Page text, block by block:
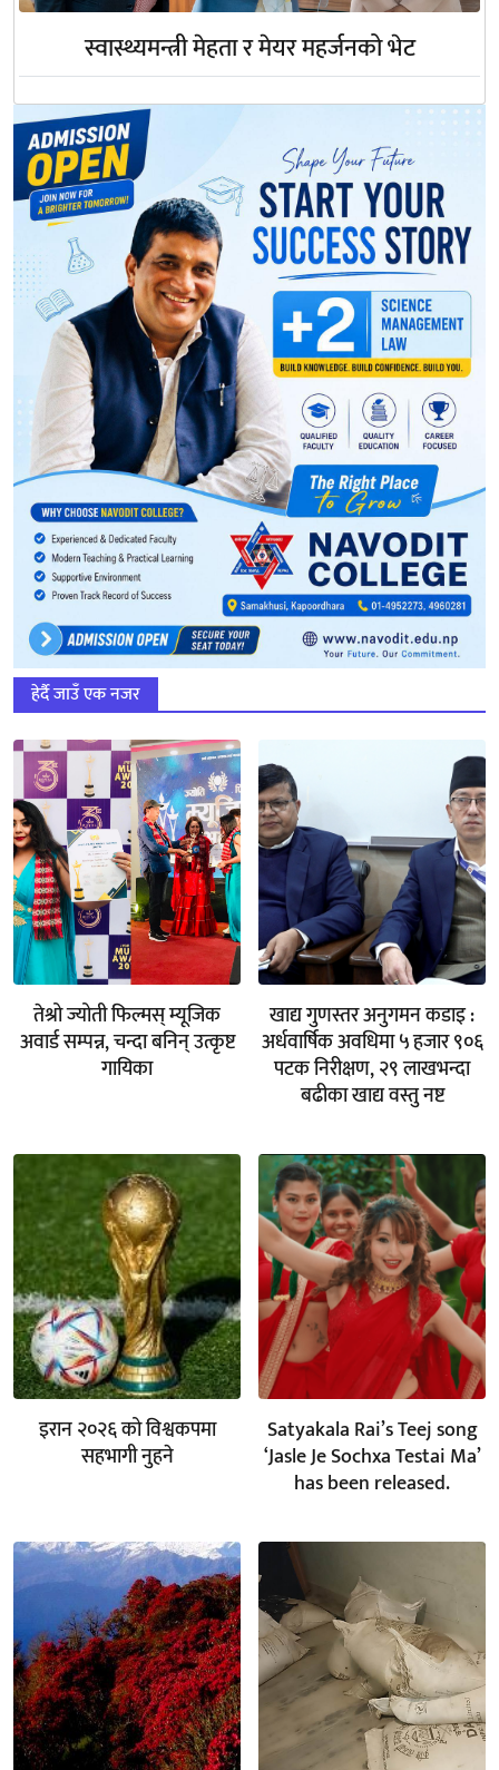
स्वास्थ्यमन्त्री मेहता र मेयर महर्जनको भेट
हेर्दै जाउँ एक नजर
तेश्रो ज्योती फिल्मस् म्यूजिक
अवार्ड सम्पन्न, चन्दा बनिन् उत्कृष्ट
गायिका
खाद्य गुणस्तर अनुगमन कडाइ :
अर्धवार्षिक अवधिमा ५ हजार ९०६
पटक निरीक्षण, २९ लाखभन्दा
बढीका खाद्य वस्तु नष्ट
इरान २०२६ को विश्वकपमा
सहभागी नुहने
Satyakala Rai’s Teej song
‘Jasle Je Sochxa Testai Ma’
has been released.